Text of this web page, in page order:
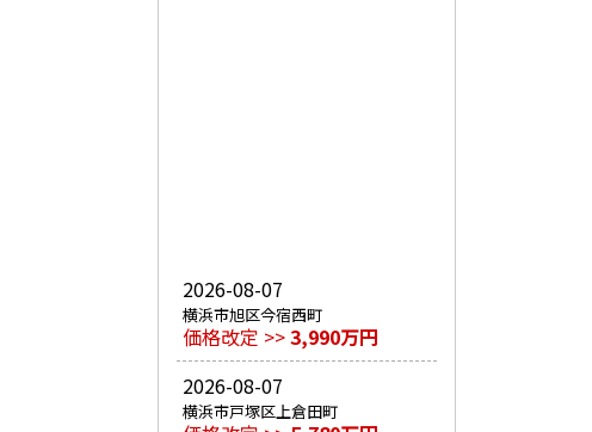
2026-08-07
横浜市旭区今宿西町
価格改定 >>3,990万円
2026-08-07
横浜市戸塚区上倉田町